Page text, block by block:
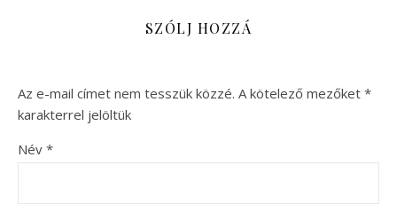
SZÓLJ HOZZÁ
Az e-mail címet nem tesszük közzé. A kötelező mezőket *
karakterrel jelöltük
Név *